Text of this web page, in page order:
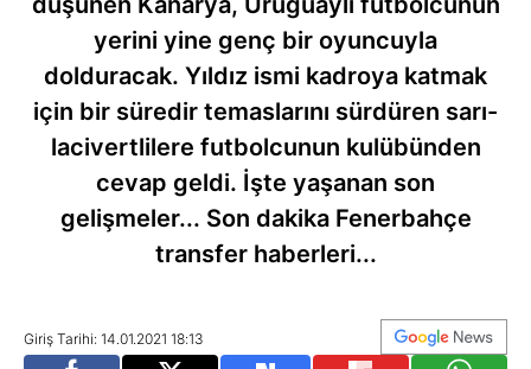
yerini yine genç bir oyuncuyla
dolduracak. Yıldız ismi kadroya katmak
için bir süredir temaslarını sürdüren sarı-
lacivertlilere futbolcunun kulübünden
cevap geldi. İşte yaşanan son
gelişmeler... Son dakika Fenerbahçe
transfer haberleri...
Giriş Tarihi: 14.01.2021 18:13